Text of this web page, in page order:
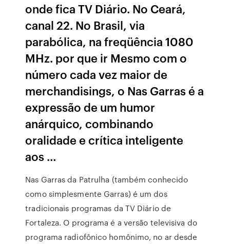
onde fica TV Diário. No Ceará,
canal 22. No Brasil, via
parabólica, na freqüência 1080
MHz. por que ir Mesmo com o
número cada vez maior de
merchandisings, o Nas Garras é a
expressão de um humor
anárquico, combinando
oralidade e crítica inteligente
aos …
Nas Garras da Patrulha (também conhecido
como simplesmente Garras) é um dos
tradicionais programas da TV Diário de
Fortaleza. O programa é a versão televisiva do
programa radiofônico homônimo, no ar desde